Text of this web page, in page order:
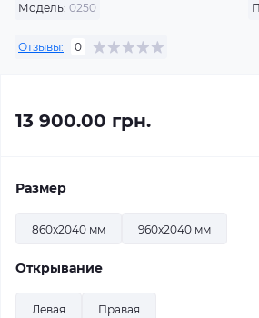
Модель: 0250
Отзывы: 0
13 900.00 грн.
Размер
860x2040 мм 960x2040 мм
Открывание
Левая Правая